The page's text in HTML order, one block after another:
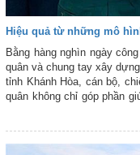
Hiệu quả từ những mô
Bằng hàng nghìn ngày
quân và chung tay xây
tỉnh Khánh Hòa, cán bộ,
quân không chỉ góp phần